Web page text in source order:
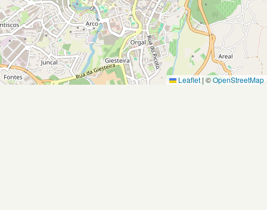
Leaflet | ©OpenStreetMap